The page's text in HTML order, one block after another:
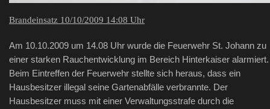
Brandeinsatz 10/10/2009 14:08 Uhr
Am 10.10.2009 um 14.08 Uhr wurde die Feuerwehr St. Johann zu
einer starken Rauchentwicklung im Bereich Hinterkaiser alarmiert.
Beim Eintreffen der Feuerwehr stellte sich heraus, dass ein
Hausbesitzer illegal seine Gartenabfälle verbrannte. Der
Hausbesitzer muss mit einer Verwaltungsstrafe durch die